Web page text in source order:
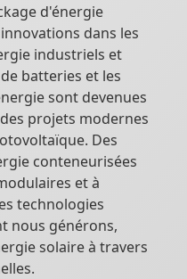
d'énergie
dans les
industriels et
batteries et les
sont devenues
projets modernes
Des
conteneurisées
et à
technologies
nous générons,
solaire à travers